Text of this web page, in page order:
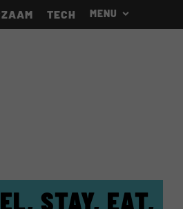
TECH
STAY, EAT,